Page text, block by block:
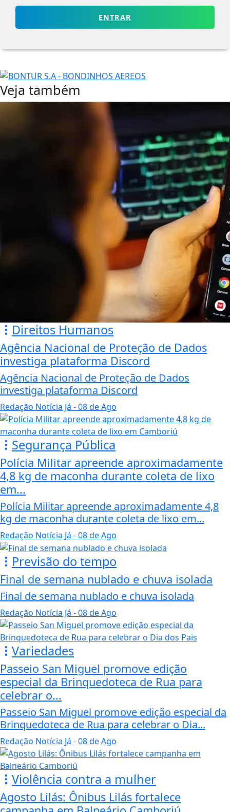
ENTRAR
Veja também
Direitos Humanos
Agência Nacional de Proteção de Dados
investiga plataforma Discord
Agência Nacional de Proteção de Dados
investiga plataforma Discord
Redação Notícia Já - 08 de Ago
Segurança Pública
Polícia Militar apreende aproximadamente
4,8 kg de maconha durante coleta de lixo
em...
Polícia Militar apreende aproximadamente 4,8
kg de maconha durante coleta de lixo em...
Redação Notícia Já - 08 de Ago
Previsão do tempo
Final de semana nublado e chuva isolada
Final de semana nublado e chuva isolada
Redação Notícia Já - 08 de Ago
Variedades
Passeio San Miguel promove edição
especial da Brinquedoteca de Rua para
celebrar o...
Passeio San Miguel promove edição especial da
Brinquedoteca de Rua para celebrar o Dia...
Redação Notícia Já - 08 de Ago
Violência contra a mulher
Agosto Lilás: Ônibus Lilás fortalece